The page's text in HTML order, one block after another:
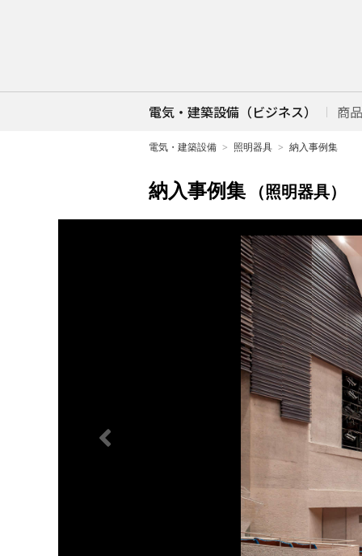
電気・建築設備（ビジネス） 商
電気・建築設備 照明器具 納入事例集
納入事例集 （照明器具）